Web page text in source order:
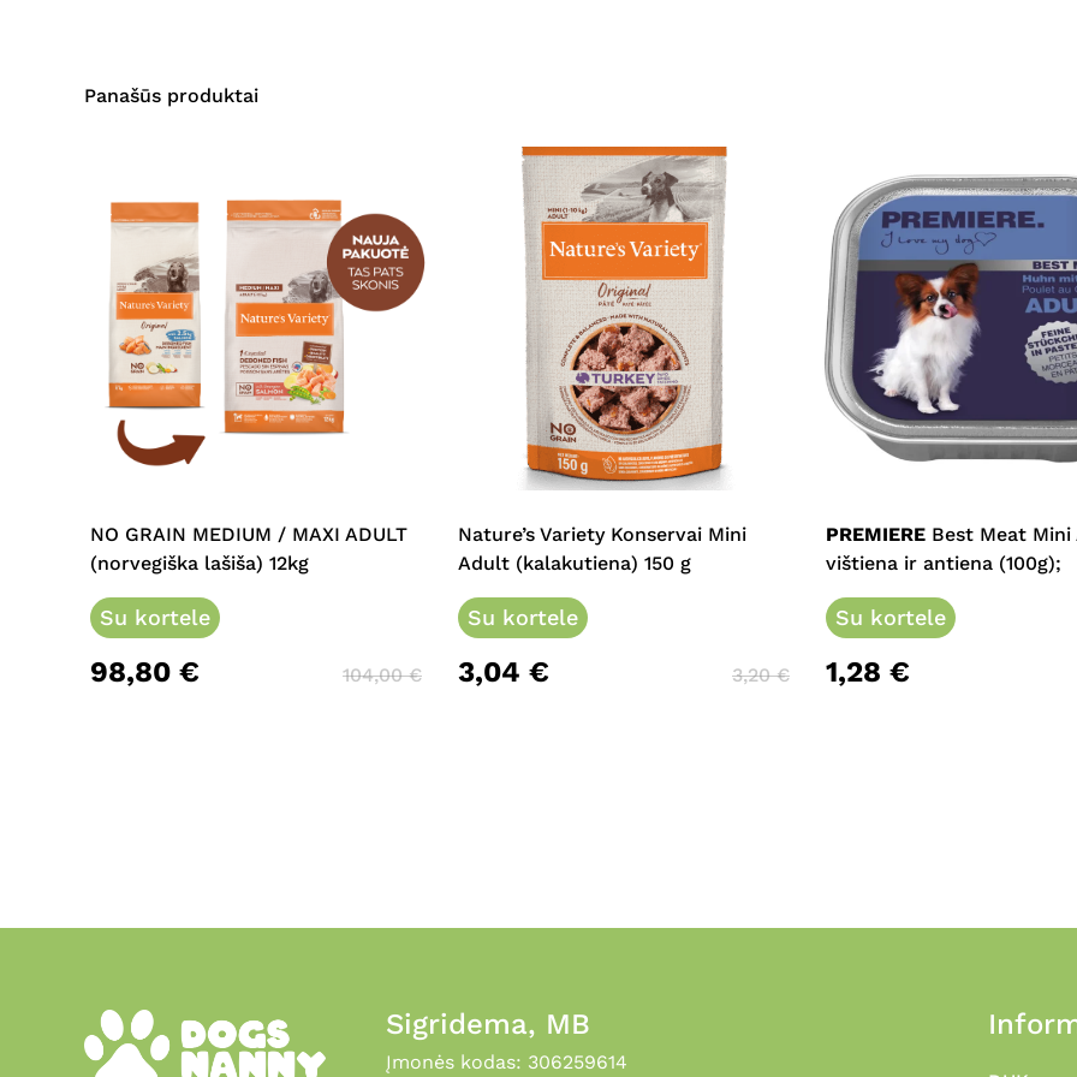
Panašūs produktai
NO GRAIN MEDIUM / MAXI ADULT
(norvegiška lašiša) 12kg
Su kortele
98,80 € 104,00€
Nature’s Variety Konservai Mini
Adult (kalakutiena) 150 g
Su kortele
3,04 € 3,20€
PREMIERE Best Meat
vištiena ir antiena (100g);
Su kortele
1,28 €
Sigridema, MB
Įmonės kodas: 306259614